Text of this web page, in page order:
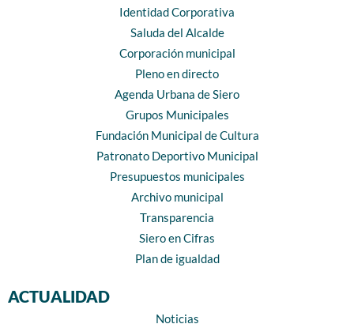
Identidad Corporativa
Saluda del Alcalde
Corporación municipal
Pleno en directo
Agenda Urbana de Siero
Grupos Municipales
Fundación Municipal de Cultura
Patronato Deportivo Municipal
Presupuestos municipales
Archivo municipal
Transparencia
Siero en Cifras
Plan de igualdad
ACTUALIDAD
Noticias